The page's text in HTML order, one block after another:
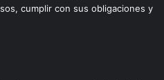
cumplir con sus obligaciones y